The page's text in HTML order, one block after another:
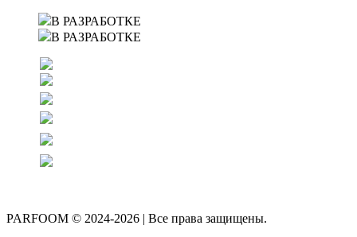
В РАЗРАБОТКЕ
В РАЗРАБОТКЕ
PARFOOM © 2024-2026 | Все права защищены.